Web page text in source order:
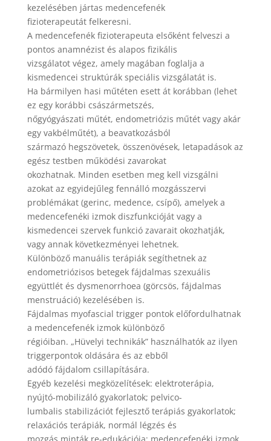
kezelésében jártas medencefenék
fizioterapeutát felkeresni.
A medencefenék fizioterapeuta elsőként felveszi a
pontos anamnézist és alapos fizikális
vizsgálatot végez, amely magában foglalja a
kismedencei struktúrák speciális vizsgálatát is.
Ha bármilyen hasi műtéten esett át korábban (lehet
ez egy korábbi császármetszés,
nőgyógyászati műtét, endometriózis műtét vagy akár
egy vakbélműtét), a beavatkozásból
származó hegszövetek, összenövések, letapadások az
egész testben működési zavarokat
okozhatnak. Minden esetben meg kell vizsgálni
azokat az egyidejűleg fennálló mozgásszervi
problémákat (gerinc, medence, csípő), amelyek a
medencefenéki izmok diszfunkcióját vagy a
kismedencei szervek funkció zavarait okozhatják,
vagy annak következményei lehetnek.
Különböző manuális terápiák segíthetnek az
endometriózisos betegek fájdalmas szexuális
együttlét és dysmenorrhoea (görcsös, fájdalmas
menstruáció) kezelésében is.
Fájdalmas myofascial trigger pontok előfordulhatnak
a medencefenék izmok különböző
régióiban. „Hüvelyi technikák” használhatók az ilyen
triggerpontok oldására és az ebből
adódó fájdalom csillapítására.
Egyéb kezelési megközelítések: elektroterápia,
nyújtó-mobilizáló gyakorlatok; pelvico-
lumbalis stabilizációt fejlesztő terápiás gyakorlatok;
relaxációs terápiák, normál légzés és
mozgás minták re-edukációja; medencefenéki izmok